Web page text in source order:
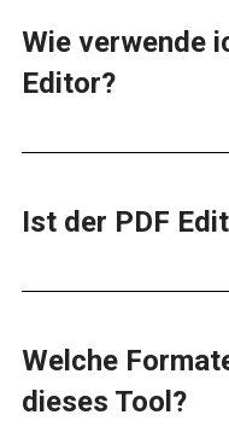
Wie verwende
Editor?
Ist der PDF
Welche
dieses Tool?